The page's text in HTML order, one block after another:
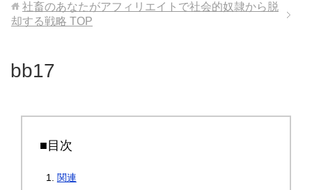
社畜のあなたがアフィリエイトで社会的奴隷から脱
却する戦略 TOP
bb17
■目次
関連